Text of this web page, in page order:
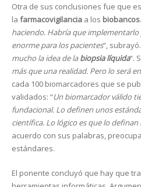
Otra de sus conclusiones fue que
la farmacovigilancia a los biobancos
haciendo. Habría que
enorme para los pacientes“,
mucho la idea de labiopsia líquida“.
más que una realidad. Pero lo será
cada 100 biomarcadores que se
validados: “Un biomarcador válido
fundacional. Lo definen unos
científica. Lo lógico es que lo definan
acuerdo con sus palabras,
estándares.
El ponente concluyó que hay que